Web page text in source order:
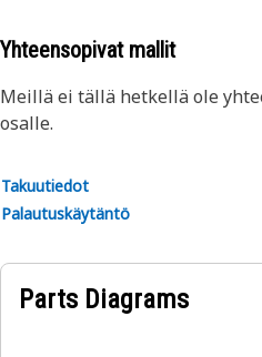
Yhteensopivat mallit
Meillä ei tällä hetkellä ole
osalle.
Takuutiedot
Palautuskäytäntö
Parts Diagrams